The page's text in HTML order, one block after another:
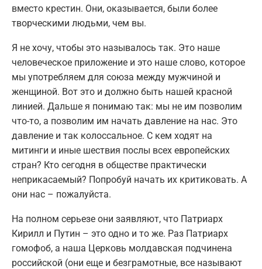
вместо крестин. Они, оказывается, были более
творческими людьми, чем вы.
Я не хочу, чтобы это называлось так. Это наше
человеческое приложение и это наше слово, которое
мы употребляем для союза между мужчиной и
женщиной. Вот это и должно быть нашей красной
линией. Дальше я понимаю так: мы не им позволим
что-то, а позволим им начать давление на нас. Это
давление и так колоссальное. С кем ходят на
митинги и иные шествия послы всех европейских
стран? Кто сегодня в обществе практически
неприкасаемый? Попробуй начать их критиковать. А
они нас – пожалуйста.
На полном серьезе они заявляют, что Патриарх
Кирилл и Путин – это одно и то же. Раз Патриарх
гомофоб, а наша Церковь молдавская подчинена
российской (они еще и безграмотные, все называют